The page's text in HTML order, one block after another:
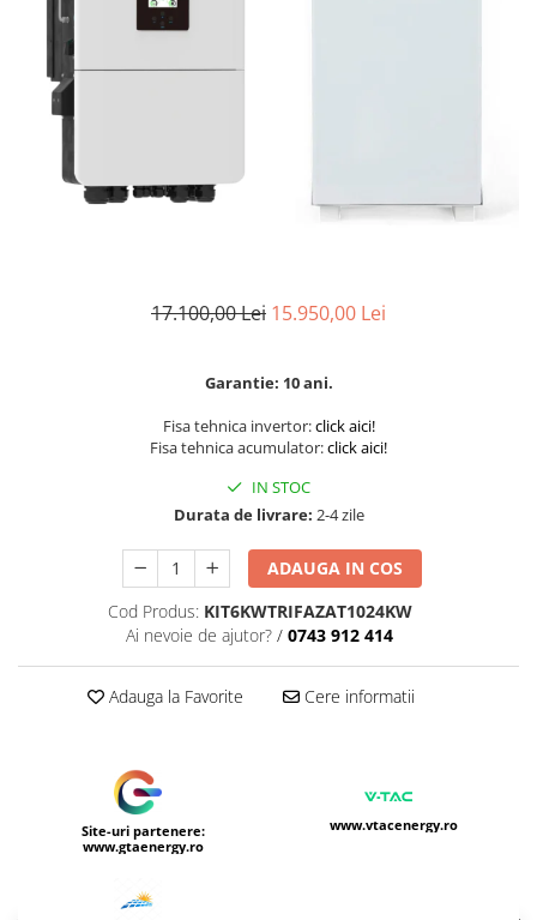
Tuburi LED
Lămpi de Birou
Oglinzi LED
17.100,00 Lei 15.950,00 Lei
Garantie: 10 ani.
Fisa tehnica invertor:click aici!
Fisa tehnica acumulator:click aici!
IN STOC
Durata de livrare: 2-4 zile
ADAUGA IN COS
Cod Produs: KIT6KWTRIFAZAT1024KW
Ai nevoie de ajutor? / 0743 912 414
Adauga la Favorite Cere informatii
Site-uri partenere:
www.gtaenergy.ro
www.vtacenergy.ro